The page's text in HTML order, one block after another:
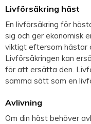
Livförsäkring häst
En livförsäkring för
sig och ger ekonomisk
viktigt eftersom hästar
Livförsäkringen kan
för att ersätta den.
samma sätt som en
Avlivning
Om din häst behöver